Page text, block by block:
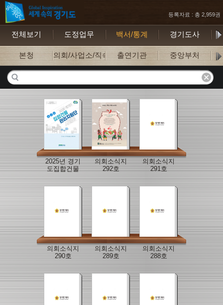
등록자료 : 총 2,959권
전체보기 도정업무 백서/통계 경기도사
본청 의회/사업소/직속기관출연기관 중앙부처
2025년 경기
도집합건물
의회소식지
292호
의회소식지
291호
의회소식지
290호
의회소식지
289호
의회소식지
288호